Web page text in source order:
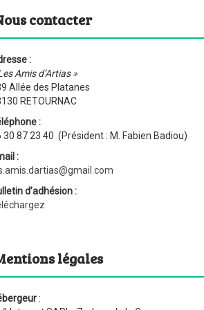
contacter
:
Amis d’Artias »
Allée des Platanes
RETOURNAC
:
30 87 23 40 (Président : M. Fabien Badiou)
:
d’adhésion :
légales
: